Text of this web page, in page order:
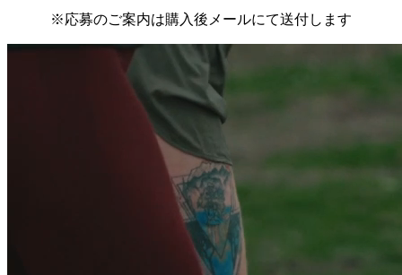
※応募のご案内は購入後メールにて送付します​